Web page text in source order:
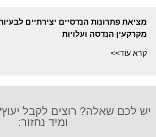
מציאת פתרונות הנדסיים יצירתיים
מקרקעין הנדסה ועלויות
קרא עוד>>
יש לכם שאלה? רוצים לקבל
ומיד נחזור: